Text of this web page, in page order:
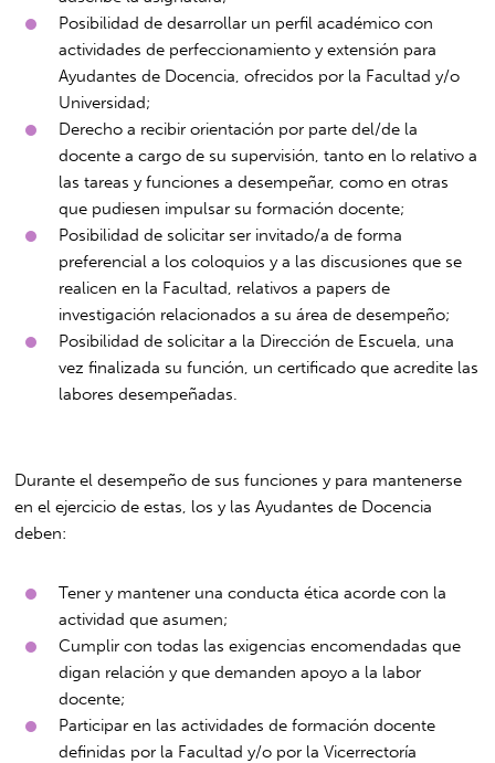
Posibilidad de desarrollar un perfil académico con
actividades de perfeccionamiento y extensión para
Ayudantes de Docencia, ofrecidos por la Facultad y/o
Universidad;
Derecho a recibir orientación por parte del/de la
docente a cargo de su supervisión, tanto en lo relativo a
las tareas y funciones a desempeñar, como en otras
que pudiesen impulsar su formación docente;
Posibilidad de solicitar ser invitado/a de forma
preferencial a los coloquios y a las discusiones que se
realicen en la Facultad, relativos a papers de
investigación relacionados a su área de desempeño;
Posibilidad de solicitar a la Dirección de Escuela, una
vez finalizada su función, un certificado que acredite las
labores desempeñadas.
Durante el desempeño de sus funciones y para mantenerse
en el ejercicio de estas, los y las Ayudantes de Docencia
deben:
Tener y mantener una conducta ética acorde con la
actividad que asumen;
Cumplir con todas las exigencias encomendadas que
digan relación y que demanden apoyo a la labor
docente;
Participar en las actividades de formación docente
definidas por la Facultad y/o por la Vicerrectoría